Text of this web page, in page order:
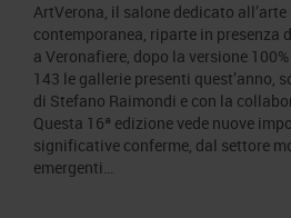
ArtVerona, il salone dedicato all’arte
contemporanea, riparte in presenza
a Veronafiere, dopo la versione
143 le gallerie presenti quest’anno,
di Stefano Raimondi e con la
Questa 16ª edizione vede nuove
significative conferme, dal settore
emergenti…